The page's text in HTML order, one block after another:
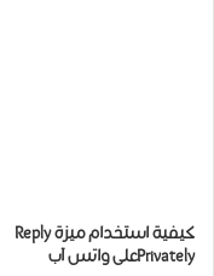
كيفية استخدام ميزة Reply
Privatelyعلى واتس آب